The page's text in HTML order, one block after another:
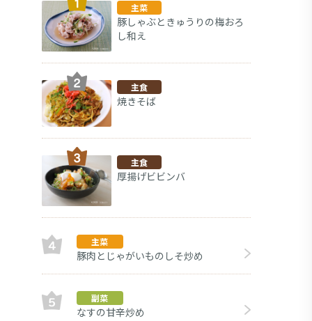
主菜
豚しゃぶときゅうりの梅おろ
し和え
主食
焼きそば
主食
厚揚げビビンバ
主菜
豚肉とじゃがいものしそ炒め
副菜
なすの甘辛炒め